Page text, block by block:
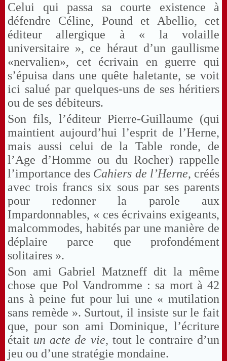
Celui qui passa sa courte existence à
défendre Céline, Pound et Abellio, cet
éditeur allergique à « la volaille
universitaire », ce héraut d’un gaullisme
«nervalien», cet écrivain en guerre qui
s’épuisa dans une quête haletante, se voit
ici salué par quelques-uns de ses héritiers
ou de ses débiteurs.
Son fils, l’éditeur Pierre-Guillaume (qui
maintient aujourd’hui l’esprit de l’Herne,
mais aussi celui de la Table ronde, de
l’Age d’Homme ou du Rocher) rappelle
l’importance des Cahiers de l’Herne, créés
avec trois francs six sous par ses parents
pour redonner la parole aux
Impardonnables, « ces écrivains exigeants,
malcommodes, habités par une manière de
déplaire parce que profondément
solitaires ».
Son ami Gabriel Matzneff dit la même
chose que Pol Vandromme : sa mort à 42
ans à peine fut pour lui une « mutilation
sans remède ». Surtout, il insiste sur le fait
que, pour son ami Dominique, l’écriture
était un acte de vie, tout le contraire d’un
jeu ou d’une stratégie mondaine.